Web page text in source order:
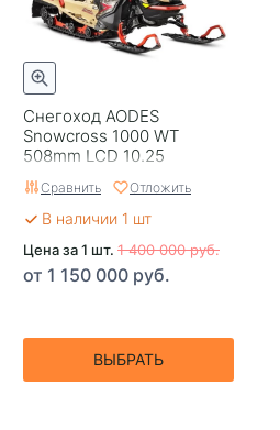
Снегоход AODES
Snowcross 1000 WT
508mm LCD 10.25
Сравнить Отложить
В наличии 1 шт
Цена за 1 шт. 1 400 000 руб.
от 1 150 000 руб.
ВЫБРАТЬ